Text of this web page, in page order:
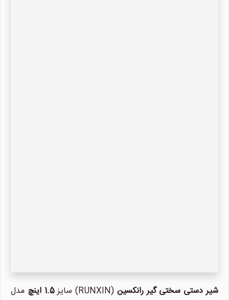
شیر دستی سختی گیر رانکسین (RUNXIN) سایز 1.5 اینچ
مدل